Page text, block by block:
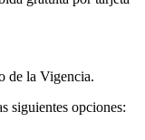
de la Vigencia.
siguientes opciones: